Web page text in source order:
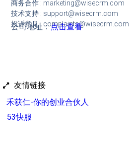
商务合作 : marketing@wisecrm.com
技术支持 : support@wisecrm.com
投诉意见 : complaints@wisecrm.com
公司地址：点击查看
友情链接
禾获仁-你的创业合伙人
53快服